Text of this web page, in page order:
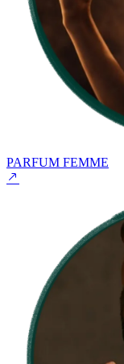
PARFUM FEMME